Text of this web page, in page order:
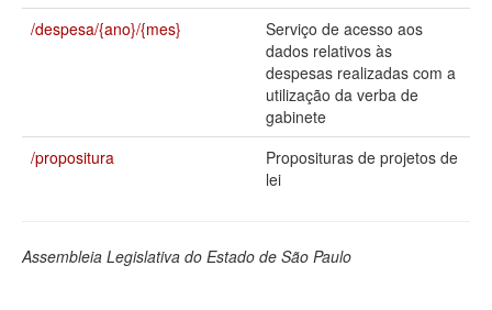
Perguntas frequentes
/despesa/{ano}/{mes}
Serviço de acesso aos
dados relativos às
despesas realizadas com a
utilização da verba de
gabinete
/propositura
Proposituras de projetos de
lei
Assembleia Legislativa do Estado de São Paulo